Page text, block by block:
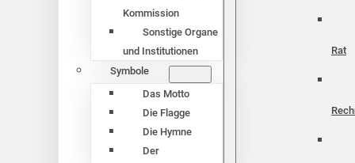
Kommission
Sonstige Organe
und Institutionen
Symbole
Das Motto
Die Flagge
Die Hymne
Der
Rat